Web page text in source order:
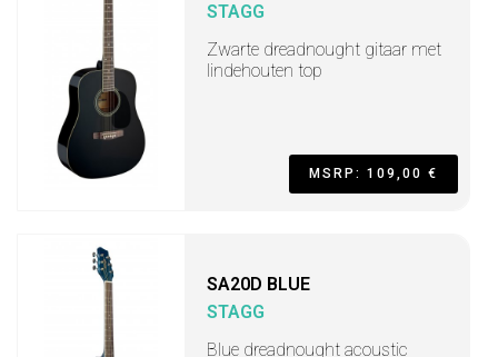
STAGG
Zwarte dreadnought gitaar met
lindehouten top
MSRP: 109,00 €
SA20D BLUE
STAGG
Blue dreadnought acoustic